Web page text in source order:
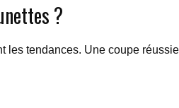
?
les tendances. Une coupe